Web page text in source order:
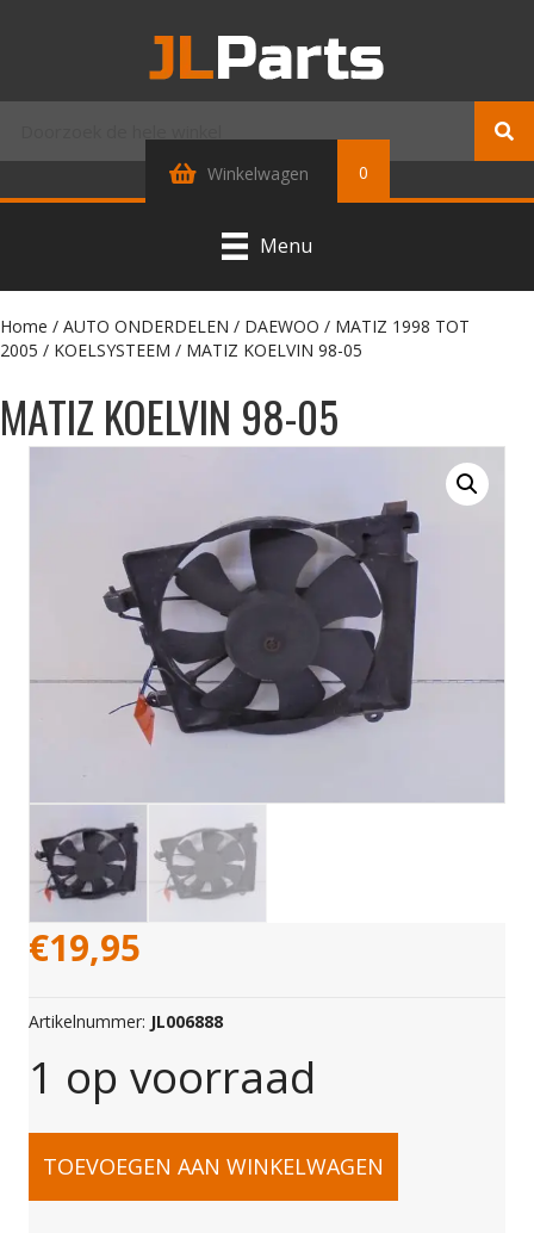
Winkelwagen 0
Menu
Home / AUTO ONDERDELEN / DAEWOO / MATIZ 1998 TOT
2005 / KOELSYSTEEM / MATIZ KOELVIN 98-05
MATIZ KOELVIN 98-05
€19,95
Artikelnummer: JL006888
1 op voorraad
MATIZ
TOEVOEGEN AAN WINKELWAGEN